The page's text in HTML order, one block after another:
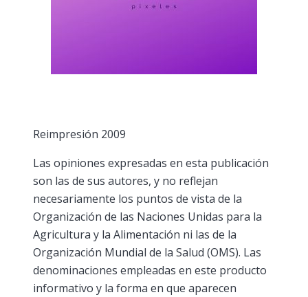
Reimpresión 2009
Las opiniones expresadas en esta publicación
son las de sus autores, y no reflejan
necesariamente los puntos de vista de la
Organización de las Naciones Unidas para la
Agricultura y la Alimentación ni las de la
Organización Mundial de la Salud (OMS). Las
denominaciones empleadas en este producto
informativo y la forma en que aparecen